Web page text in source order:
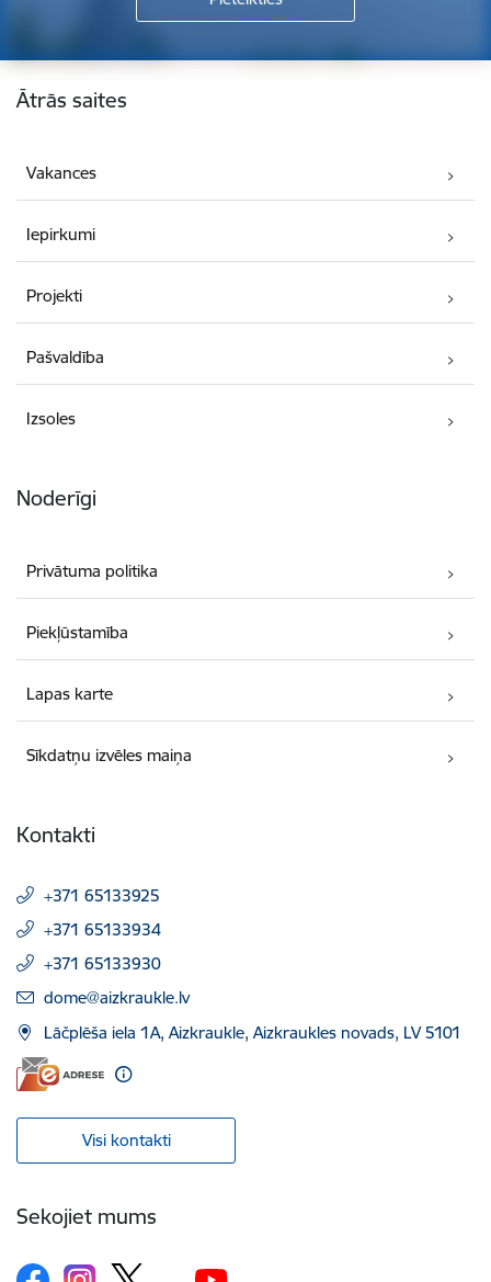
Kājene
Ātrās saites
Vakances
Iepirkumi
Projekti
Pašvaldība
Izsoles
Noderīgi
Privātuma politika
Piekļūstamība
Lapas karte
Sīkdatņu izvēles maiņa
Kontakti
+371 65133925
+371 65133934
+371 65133930
E-pasts:
dome@aizkraukle.lv
Lāčplēša iela 1A, Aizkraukle, Aizkraukles novads, LV 5101
Visi kontakti
Sekojiet mums